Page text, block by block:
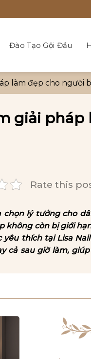
Đào Tạo Gội Đầu
làm đẹp cho người
giải
Rate this
lý tưởng cho
không còn bị giới
thích tại Lisa
cả sau giờ làm,